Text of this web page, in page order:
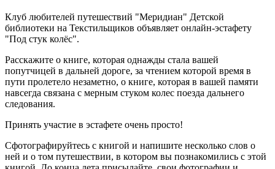
Клуб любителей путешествий "Меридиан" Детской
библиотеки на Текстильщиков объявляет онлайн-эстафету
"Под стук колёс".
Расскажите о книге, которая однажды стала вашей
попутчицей в дальней дороге, за чтением которой время в
пути пролетело незаметно, о книге, которая в вашей памяти
навсегда связана с мерным стуком колес поезда дальнего
следования.
Принять участие в эстафете очень просто!
Сфотографируйтесь с книгой и напишите несколько слов о
ней и о том путешествии, в котором вы познакомились с этой